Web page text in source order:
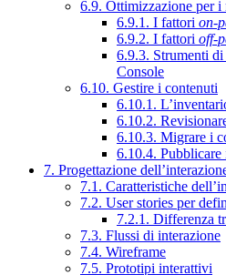
6.9. Ottimizzazione per
6.9.1. I fattori on-
6.9.2. I fattori off-
6.9.3. Strumenti
Console
6.10. Gestire i contenuti
6.10.1.
6.10.2.
6.10.3. Migrare i
6.10.4. Pubblicare
7. Progettazione
7.1. Caratteristiche
7.2. User stories per
7.2.1. Differenza
7.3. Flussi di interazione
7.4. Wireframe
7.5. Prototipi interattivi